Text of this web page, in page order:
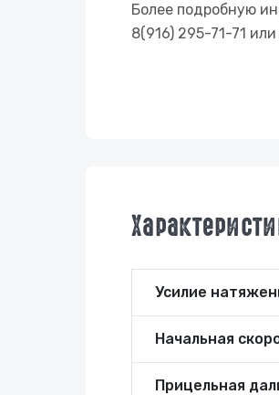
Более подробную
8(916) 295-71-71
Усилие
Начальная
Прицельная